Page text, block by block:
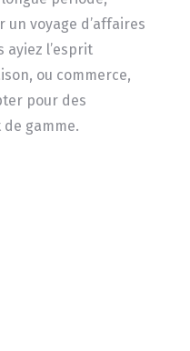
un voyage d’affaires
ayiez l’esprit
ou commerce,
pour des
gamme.